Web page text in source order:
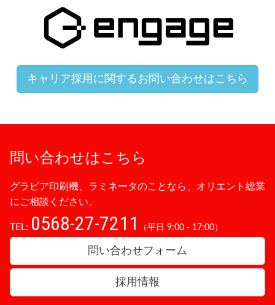
キャリア採用に関するお問い合わせはこちら
問い合わせはこちら
グラビア印刷機、ラミネータのことなら、オリエント総業
にご相談ください。
TEL: 0568-27-7211 （平日 9:00 - 17:00）
問い合わせフォーム
採用情報